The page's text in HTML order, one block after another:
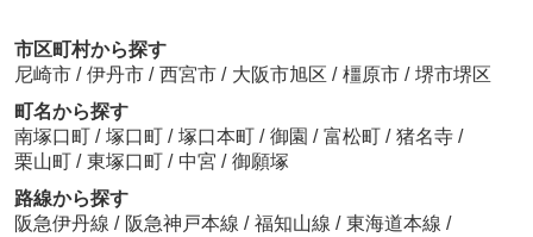
市区町村から探す
尼崎市 / 伊丹市 / 西宮市 / 大阪市旭区 / 橿原市 / 堺市堺区
町名から探す
南塚口町 / 塚口町 / 塚口本町 / 御園 / 富松町 / 猪名寺 /
栗山町 / 東塚口町 / 中宮 / 御願塚
路線から探す
阪急伊丹線 / 阪急神戸本線 / 福知山線 / 東海道本線 /